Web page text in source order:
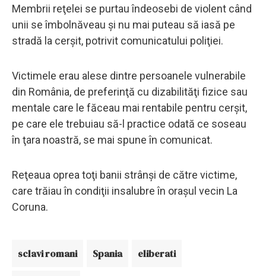
Membrii reţelei se purtau îndeosebi de violent când
unii se îmbolnăveau şi nu mai puteau să iasă pe
stradă la cerşit, potrivit comunicatului poliţiei.
Victimele erau alese dintre persoanele vulnerabile
din România, de preferinţă cu dizabilităţi fizice sau
mentale care le făceau mai rentabile pentru cerşit,
pe care ele trebuiau să-l practice odată ce soseau
în ţara noastră, se mai spune în comunicat.
Reţeaua oprea toţi banii strânşi de către victime,
care trăiau în condiţii insalubre în oraşul vecin La
Coruna.
sclavi romani Spania eliberati